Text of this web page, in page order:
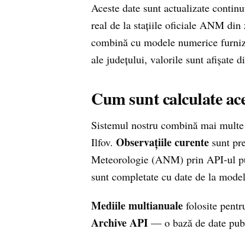
Aceste date sunt actualizate
real de la stațiile oficiale ANM
combină cu modele numerice
ale județului, valorile sunt afișate
Cum sunt calculate
Sistemul nostru combină mai
Ilfov. Observațiile curente sunt
Meteorologie (ANM) prin API-ul
sunt completate cu date de la
Mediile multianuale folosite
Archive API — o bază de date